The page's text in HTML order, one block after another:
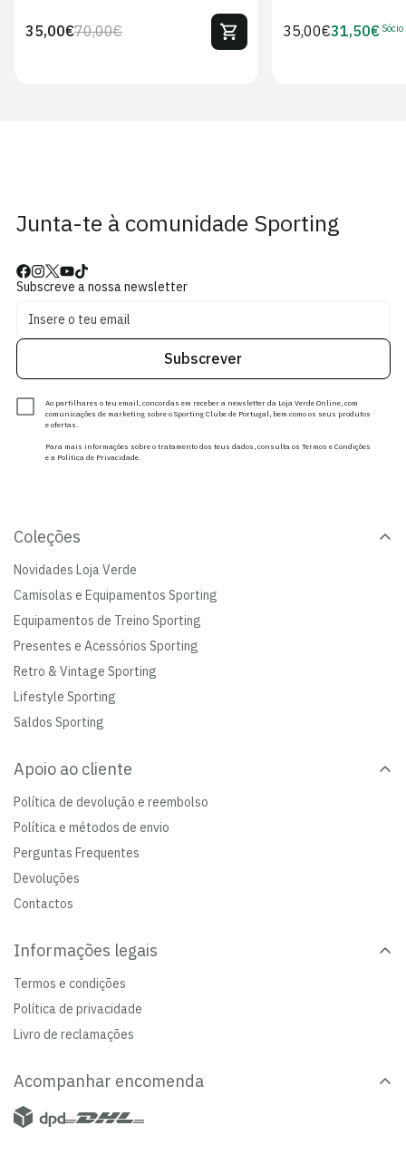
Preço
70,00€Preço
35,00€
Preço
35,00€Preço
31,50€ Sócio
Junta-te à comunidade Sporting
Subscreve a nossa newsletter
Subscrever
Ao partilhares o teu email, concordas em receber a newsletter da Loja Verde Online, com
comunicações de marketing sobre o Sporting Clube de Portugal, bem como os seus produtos
e ofertas.
Para mais informações sobre o tratamento dos teus dados, consulta os Termos e Condições
e a Política de Privacidade.
Coleções
Novidades Loja Verde
Camisolas e Equipamentos Sporting
Equipamentos de Treino Sporting
Presentes e Acessórios Sporting
Retro & Vintage Sporting
Lifestyle Sporting
Saldos Sporting
Apoio ao cliente
Política de devolução e reembolso
Política e métodos de envio
Perguntas Frequentes
Devoluções
Contactos
Informações legais
Termos e condições
Política de privacidade
Livro de reclamações
Acompanhar encomenda